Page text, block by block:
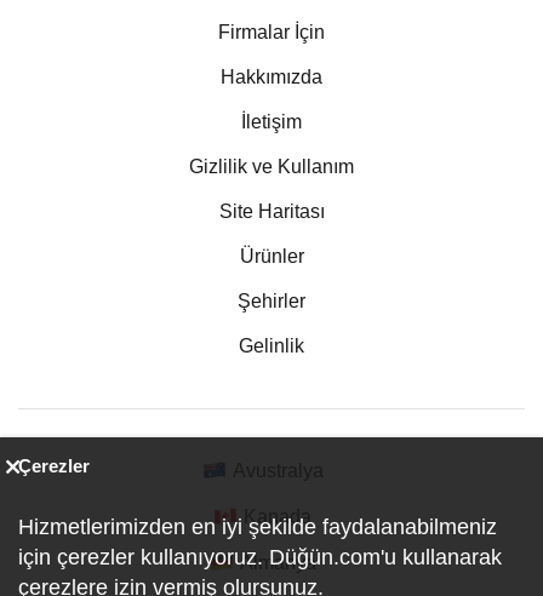
Firmalar İçin
Hakkımızda
İletişim
Gizlilik ve Kullanım
Site Haritası
Ürünler
Şehirler
Gelinlik
Kanada
Almanya
Çerezler
Hizmetlerimizden en iyi şekilde faydalanabilmeniz
için çerezler kullanıyoruz. Düğün.com'u kullanarak
çerezlere izin vermiş olursunuz.